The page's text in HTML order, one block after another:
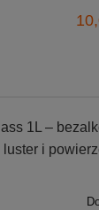
1L –
luster i